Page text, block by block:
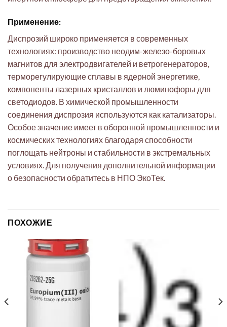
Применение:
Диспрозий широко применяется в современных
технологиях: производство неодим-железо-боровых
магнитов для электродвигателей и ветрогенераторов,
терморегулирующие сплавы в ядерной энергетике,
компоненты лазерных кристаллов и люминофоры для
светодиодов. В химической промышленности
соединения диспрозия используются как катализаторы.
Особое значение имеет в оборонной промышленности и
космических технологиях благодаря способности
поглощать нейтроны и стабильности в экстремальных
условиях. Для получения дополнительной информации
о безопасности обратитесь в НПО ЭкоТек.
ПОХОЖИЕ